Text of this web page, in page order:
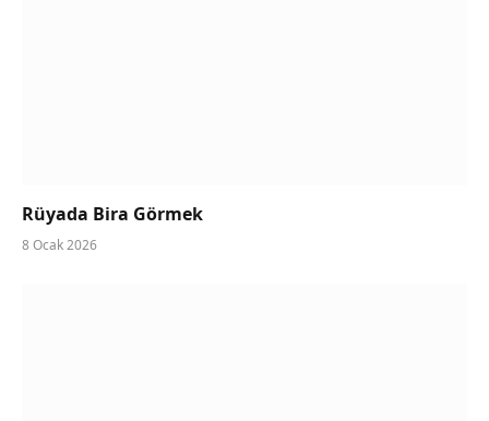
Rüyada Bira Görmek
8 Ocak 2026